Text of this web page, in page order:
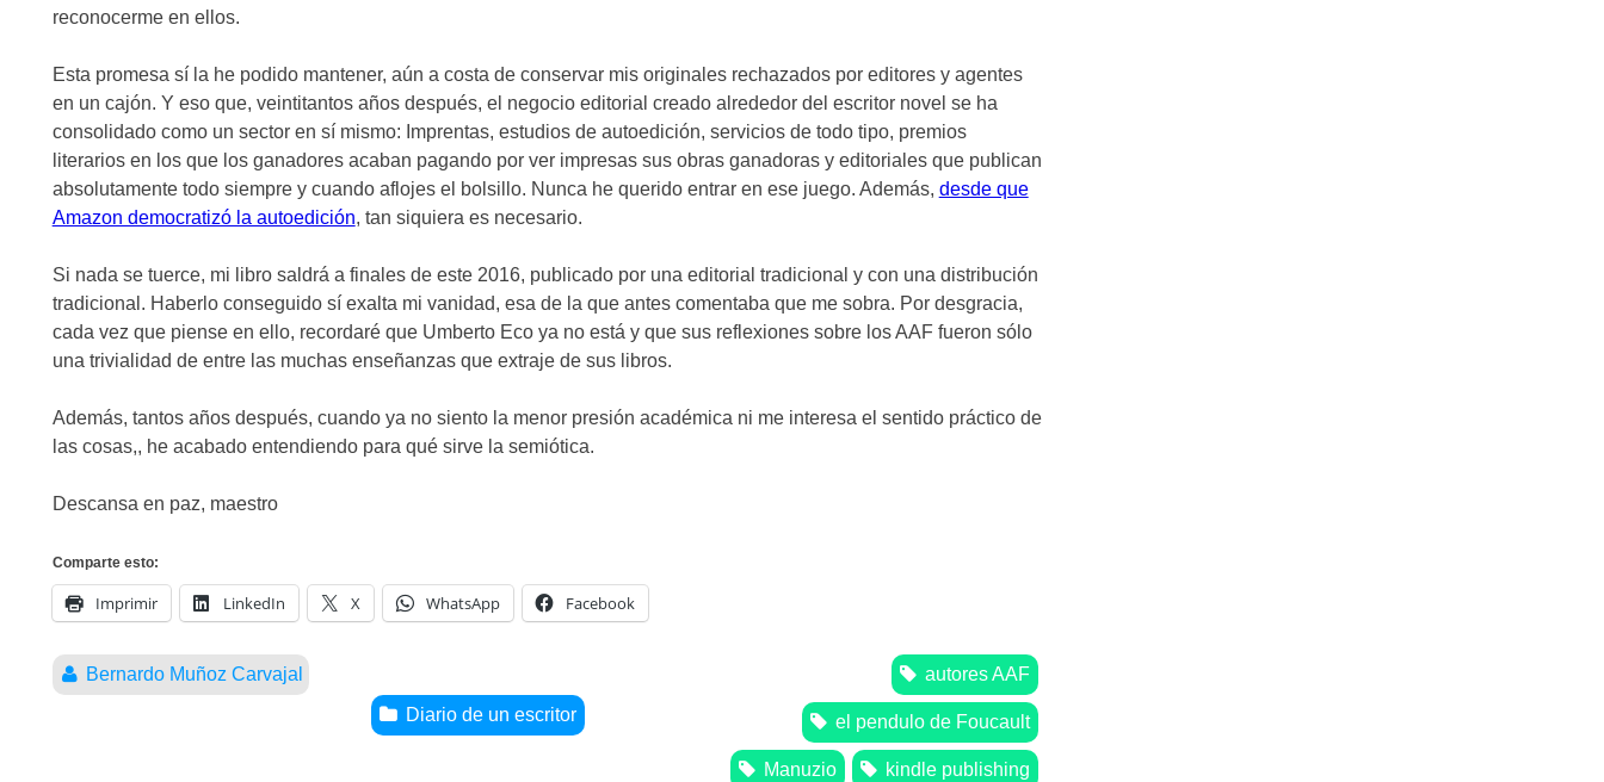
reconocerme en ellos.
Esta promesa sí la he podido mantener, aún a costa de conservar mis originales rechazados por editores y agentes
en un cajón. Y eso que, veintitantos años después, el negocio editorial creado alrededor del escritor novel se ha
consolidado como un sector en sí mismo: Imprentas, estudios de autoedición, servicios de todo tipo, premios
literarios en los que los ganadores acaban pagando por ver impresas sus obras ganadoras y editoriales que publican
absolutamente todo siempre y cuando aflojes el bolsillo. Nunca he querido entrar en ese juego. Además, desde que
Amazon democratizó la autoedición, tan siquiera es necesario.
Si nada se tuerce, mi libro saldrá a finales de este 2016, publicado por una editorial tradicional y con una distribución
tradicional. Haberlo conseguido sí exalta mi vanidad, esa de la que antes comentaba que me sobra. Por desgracia,
cada vez que piense en ello, recordaré que Umberto Eco ya no está y que sus reflexiones sobre los AAF fueron sólo
una trivialidad de entre las muchas enseñanzas que extraje de sus libros.
Además, tantos años después, cuando ya no siento la menor presión académica ni me interesa el sentido práctico de
las cosas,, he acabado entendiendo para qué sirve la semiótica.
Descansa en paz, maestro
Comparte esto:
Imprimir LinkedIn X WhatsApp Facebook
Bernardo Muñoz Carvajal autores AAF
el pendulo de Foucault
kindle publishing
Manuzio
Diario de un escritor